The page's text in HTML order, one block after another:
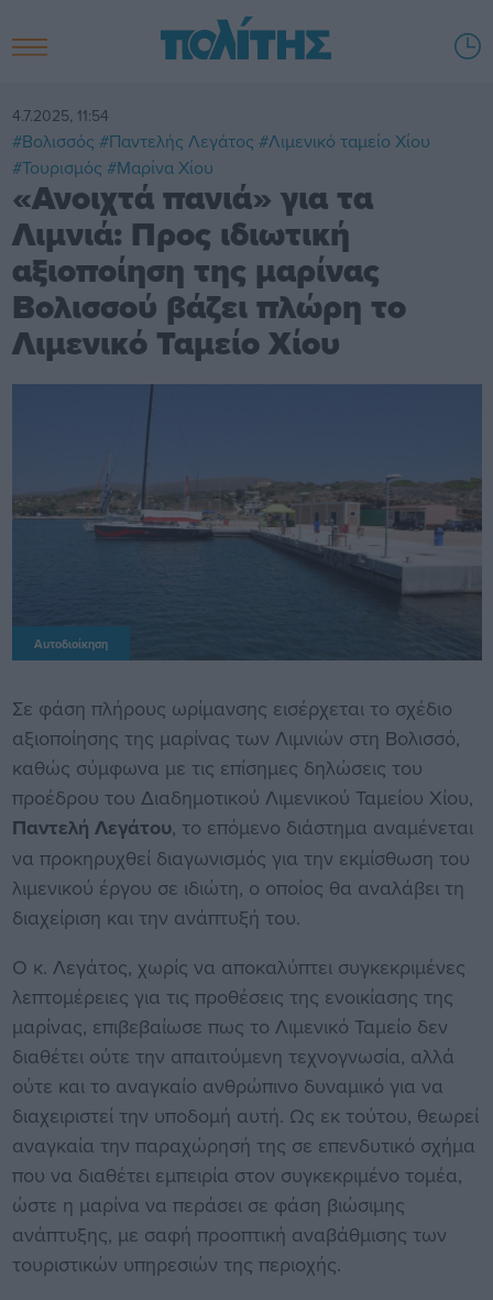
4.7.2025, 11:54
#Βολισσός #Παντελής Λεγάτος #Λιμενικό ταμείο Χίου
#Τουρισμός #Μαρίνα Χίου
«Ανοιχτά πανιά» για τα
Λιμνιά: Προς ιδιωτική
αξιοποίηση της μαρίνας
Βολισσού βάζει πλώρη το
Λιμενικό Ταμείο Χίου
Αυτοδιοίκηση
Σε φάση πλήρους ωρίμανσης εισέρχεται το σχέδιο
αξιοποίησης της μαρίνας των Λιμνιών στη Βολισσό,
καθώς σύμφωνα με τις επίσημες δηλώσεις του
προέδρου του Διαδημοτικού Λιμενικού Ταμείου Χίου,
Παντελή Λεγάτου, το επόμενο διάστημα αναμένεται
να προκηρυχθεί διαγωνισμός για την εκμίσθωση του
λιμενικού έργου σε ιδιώτη, ο οποίος θα αναλάβει τη
διαχείριση και την ανάπτυξή του.
Ο κ. Λεγάτος, χωρίς να αποκαλύπτει συγκεκριμένες
λεπτομέρειες για τις προθέσεις της ενοικίασης της
μαρίνας, επιβεβαίωσε πως το Λιμενικό Ταμείο δεν
διαθέτει ούτε την απαιτούμενη τεχνογνωσία, αλλά
ούτε και το αναγκαίο ανθρώπινο δυναμικό για να
διαχειριστεί την υποδομή αυτή. Ως εκ τούτου, θεωρεί
αναγκαία την παραχώρησή της σε επενδυτικό σχήμα
που να διαθέτει εμπειρία στον συγκεκριμένο τομέα,
ώστε η μαρίνα να περάσει σε φάση βιώσιμης
ανάπτυξης, με σαφή προοπτική αναβάθμισης των
τουριστικών υπηρεσιών της περιοχής.